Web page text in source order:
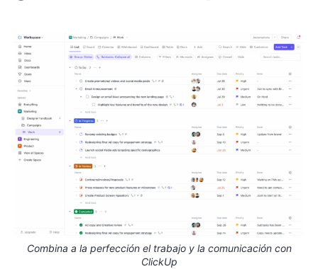
Combina a la perfección el trabajo y la comunicación con
ClickUp